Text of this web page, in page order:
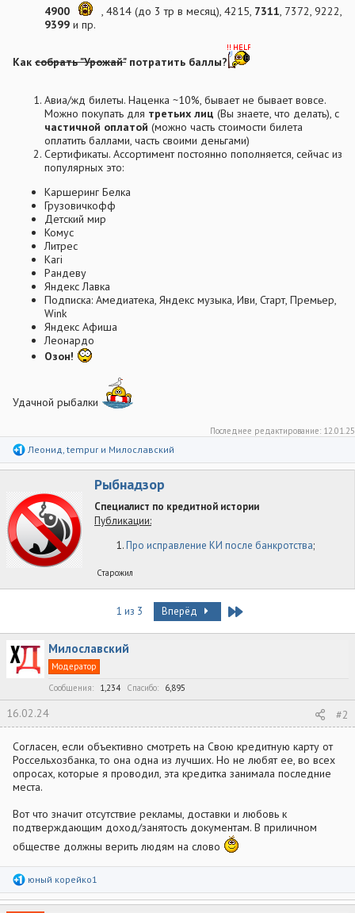
4900
, 4814 (до 3 тр в месяц), 4215, 7311, 7372, 9222,
9399 и пр.
Как собрать "Урожай"потратить баллы?
Авиа/жд билеты. Наценка ~10%, бывает не бывает вовсе.
Можно покупать для третьих лиц (Вы знаете, что делать), с
частичной оплатой (можно часть стоимости билета
оплатить баллами, часть своими деньгами)
Сертификаты. Ассортимент постоянно пополняется, сейчас из
популярных это:
Каршеринг Белка
Грузовичкофф
Детский мир
Комус
Литрес
Kari
Рандеву
Яндекс Лавка
Подписка: Амедиатека, Яндекс музыка, Иви, Старт, Премьер,
Wink
Яндекс Афиша
Леонардо
Озон!
Удачной рыбалки
Последнее редактирование: 12.01.25
Р
а
ц
и
и
Леонид, tempur и Милославский
А
т
о
Рыбнадзор
Специалист по кредитной истории
Публикации:
Про исправление КИ после банкротства;
Старожил
1 из 3 Вперёд Last
Милославский
Модератор
Сообщения
1,234 Спасибо 6,895
16.02.24 #2
Согласен, если объективно смотреть на Свою кредитную карту от
Россельхозбанка, то она одна из лучших. Но не любят ее, во всех
опросах, которые я проводил, эта кредитка занимала последние
места.
Вот что значит отсутствие рекламы, доставки и любовь к
подтверждающим доход/занятость документам. В приличном
обществе должны верить людям на слово
Р
а
юный корейко1